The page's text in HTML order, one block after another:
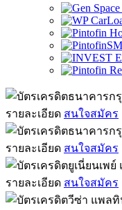
รายละเอียด สนใจสมัคร
รายละเอียด สนใจสมัคร
รายละเอียด สนใจสมัคร